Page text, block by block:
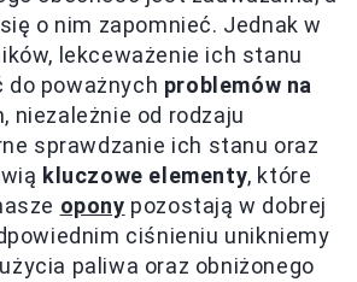
o nim zapomnieć. Jednak w
lekceważenie ich stanu
do poważnych problemów na
niezależnie od rodzaju
sprawdzanie ich stanu oraz
kluczowe elementy, które
opony pozostają w dobrej
ciśnieniu unikniemy
paliwa oraz obniżonego